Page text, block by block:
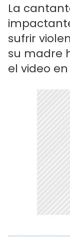
La
sufrir
su madre
el video